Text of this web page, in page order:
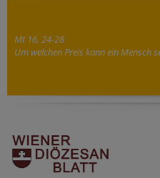
Mt 16, 24-28
Um welchen Preis kann ein Mensch